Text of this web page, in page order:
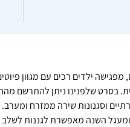
מפגישה ילדים רכים עם מגוון
בסרט שלפנינו ניתן להתרשם
וסגנונות שירה ממזרח ומערב.
השנה מאפשרת לגננות